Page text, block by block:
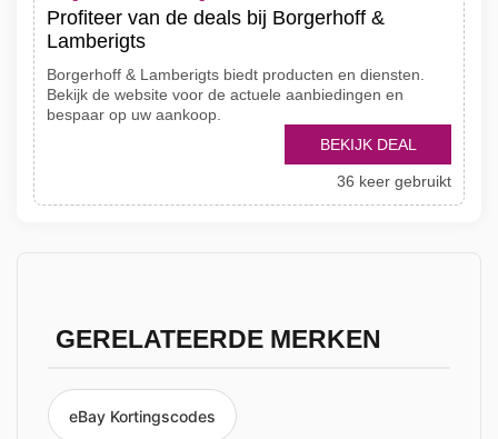
Profiteer van de deals bij Borgerhoff &
Lamberigts
Borgerhoff & Lamberigts biedt producten en diensten.
Bekijk de website voor de actuele aanbiedingen en
bespaar op uw aankoop.
BEKIJK DEAL
36 keer gebruikt
GERELATEERDE MERKEN
eBay Kortingscodes